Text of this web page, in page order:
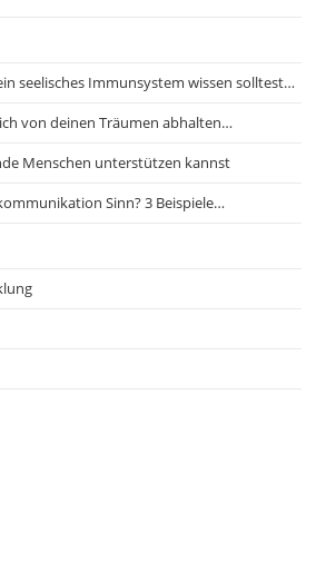
seelisches Immunsystem wissen solltest…
von deinen Träumen abhalten…
Menschen unterstützen kannst
Sinn? 3 Beispiele…